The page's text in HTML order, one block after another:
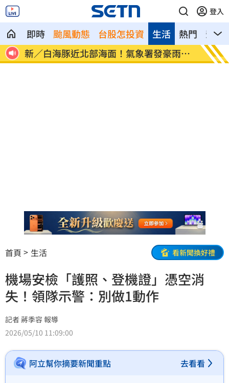
登入
即時 颱風動態 台股怎投資 熱門 影音
生活
台
新／白海豚近北部海面！氣象署發豪雨特
報
南電
首頁 生活 看新聞換好禮
機場安檢「護照、登機證」憑空消
失！領隊示警：別做1動作
記者 蔣季容 報導
2026/05/10 11:09:00
阿立幫你摘要新聞重點 去看看